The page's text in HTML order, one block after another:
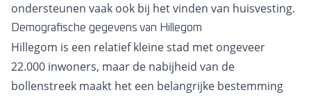
ondersteunen vaak ook bij het vinden van huisvesting.
Demografische gegevens van Hillegom
Hillegom is een relatief kleine stad met ongeveer
22.000 inwoners, maar de nabijheid van de
bollenstreek maakt het een belangrijke bestemming